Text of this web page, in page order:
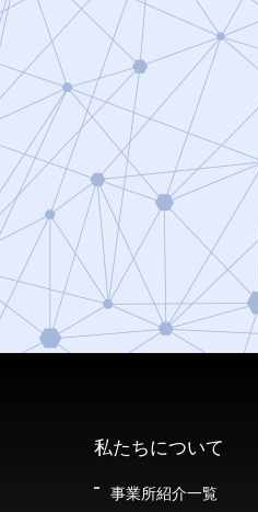
私たちについて
事業所紹介一覧